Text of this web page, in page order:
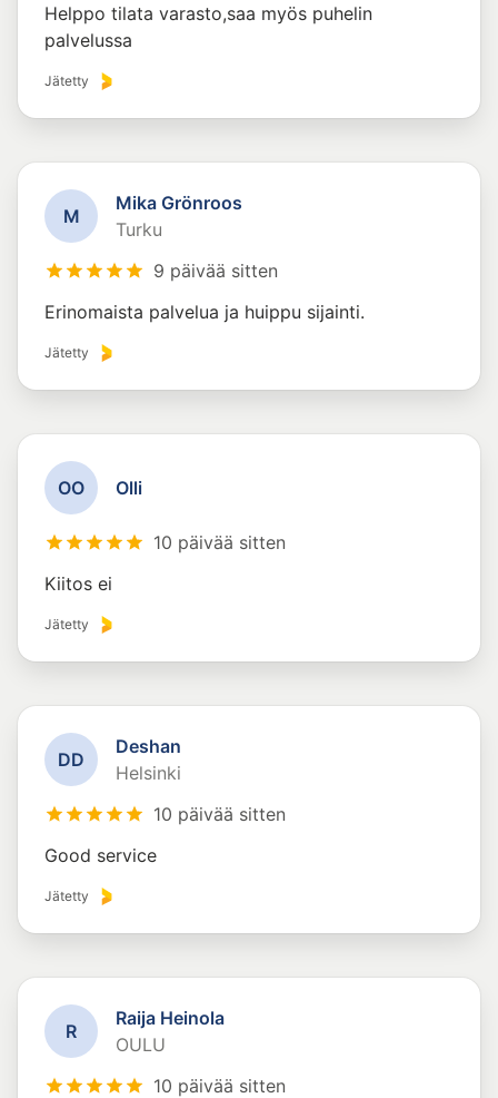
Helppo tilata varasto,saa myös puhelin
palvelussa
Jätetty
M
Mika Grönroos
Turku
9 päivää sitten
Erinomaista palvelua ja huippu sijainti.
Jätetty
OO Olli
10 päivää sitten
Kiitos ei
Jätetty
DD
Deshan
Helsinki
10 päivää sitten
Good service
Jätetty
R
Raija Heinola
OULU
10 päivää sitten